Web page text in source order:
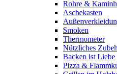
Rohre &
Aschekasten
Smoken
Thermometer
Nützliches
Backen ist Liebe
Pizza &